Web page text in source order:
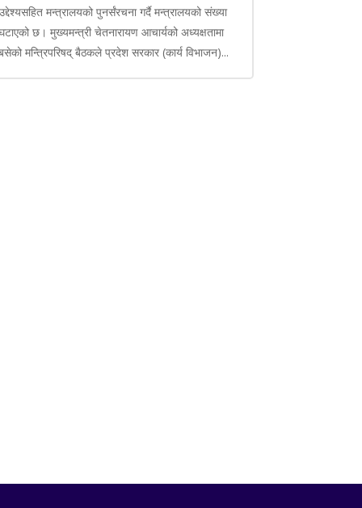
मन्त्रालयको पुनर्संरचना गर्दै मन्त्रालयको संख्या
छ। मुख्यमन्त्री चेतनारायण आचार्यको अध्यक्षतामा
मन्त्रिपरिषद् बैठकले प्रदेश सरकार (कार्य विभाजन)...